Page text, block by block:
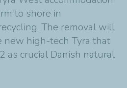
to shore in
The removal will
new high-tech Tyra that
as crucial Danish natural